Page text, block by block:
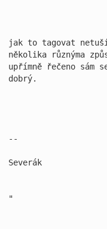
jak to tagovat
několika různýma
upřímně řečeno sám
dobrý.
--
Severák
"